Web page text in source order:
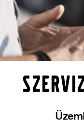
Kapcsolat